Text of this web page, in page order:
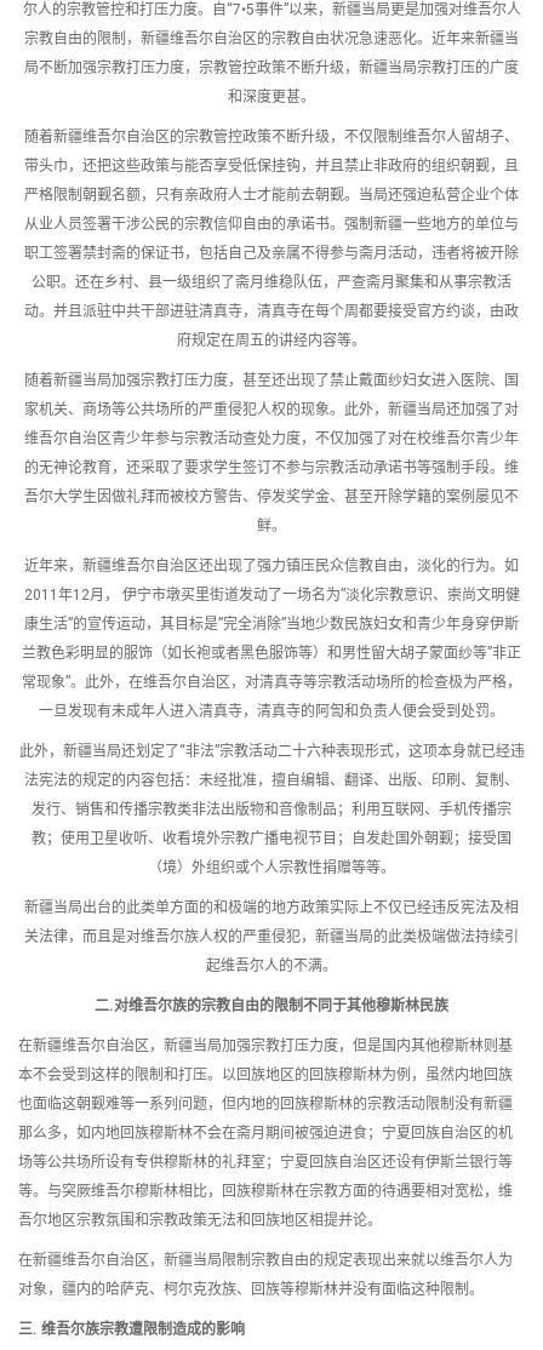
尔人的宗教管控和打压力度。自“7•5事件”以来，新疆当局更是加强对维吾尔人
宗教自由的限制，新疆维吾尔自治区的宗教自由状况急速恶化。近年来新疆当
局不断加强宗教打压力度，宗教管控政策不断升级，新疆当局宗教打压的广度
和深度更甚。
随着新疆维吾尔自治区的宗教管控政策不断升级，不仅限制维吾尔人留胡子、
带头巾，还把这些政策与能否享受低保挂钩，并且禁止非政府的组织朝觐，且
严格限制朝觐名额，只有亲政府人士才能前去朝觐。当局还强迫私营企业个体
从业人员签署干涉公民的宗教信仰自由的承诺书。强制新疆一些地方的单位与
职工签署禁封斋的保证书，包括自己及亲属不得参与斋月活动，违者将被开除
公职。还在乡村、县一级组织了斋月维稳队伍，严查斋月聚集和从事宗教活
动。并且派驻中共干部进驻清真寺，清真寺在每个周都要接受官方约谈，由政
府规定在周五的讲经内容等。
随着新疆当局加强宗教打压力度，甚至还出现了禁止戴面纱妇女进入医院、国
家机关、商场等公共场所的严重侵犯人权的现象。此外，新疆当局还加强了对
维吾尔自治区青少年参与宗教活动查处力度，不仅加强了对在校维吾尔青少年
的无神论教育，还采取了要求学生签订不参与宗教活动承诺书等强制手段。维
吾尔大学生因做礼拜而被校方警告、停发奖学金、甚至开除学籍的案例屡见不
鲜。
近年来，新疆维吾尔自治区还出现了强力镇压民众信教自由，淡化的行为。如
2011年12月， 伊宁市墩买里街道发动了一场名为”淡化宗教意识、崇尚文明健
康生活”的宣传运动，其目标是”完全消除”当地少数民族妇女和青少年身穿伊斯
兰教色彩明显的服饰（如长袍或者黑色服饰等）和男性留大胡子蒙面纱等”非正
常现象”。此外，在维吾尔自治区，对清真寺等宗教活动场所的检查极为严格，
一旦发现有未成年人进入清真寺，清真寺的阿訇和负责人便会受到处罚。
此外，新疆当局还划定了“非法”宗教活动二十六种表现形式，这项本身就已经违
法宪法的规定的内容包括：未经批准，擅自编辑、翻译、出版、印刷、复制、
发行、销售和传播宗教类非法出版物和音像制品；利用互联网、手机传播宗
教；使用卫星收听、收看境外宗教广播电视节目；自发赴国外朝觐；接受国
（境）外组织或个人宗教性捐赠等等。
新疆当局出台的此类单方面的和极端的地方政策实际上不仅已经违反宪法及相
关法律，而且是对维吾尔族人权的严重侵犯，新疆当局的此类极端做法持续引
起维吾尔人的不满。
二.对维吾尔族的宗教自由的限制不同于其他穆斯林民族
在新疆维吾尔自治区，新疆当局加强宗教打压力度，但是国内其他穆斯林则基
本不会受到这样的限制和打压。以回族地区的回族穆斯林为例，虽然内地回族
也面临这朝觐难等一系列问题，但内地的回族穆斯林的宗教活动限制没有新疆
那么多，如内地回族穆斯林不会在斋月期间被强迫进食；宁夏回族自治区的机
场等公共场所设有专供穆斯林的礼拜室；宁夏回族自治区还设有伊斯兰银行等
等。与突厥维吾尔穆斯林相比，回族穆斯林在宗教方面的待遇要相对宽松，维
吾尔地区宗教氛围和宗教政策无法和回族地区相提并论。
在新疆维吾尔自治区，新疆当局限制宗教自由的规定表现出来就以维吾尔人为
对象，疆内的哈萨克、柯尔克孜族、回族等穆斯林并没有面临这种限制。
三. 维吾尔族宗教遭限制造成的影响